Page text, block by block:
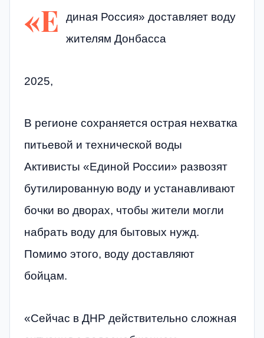
«Е
диная Россия» доставляет воду
жителям Донбасса
2025,
В регионе сохраняется острая нехватка
питьевой и технической воды
Активисты «Единой России» развозят
бутилированную воду и устанавливают
бочки во дворах, чтобы жители могли
набрать воду для бытовых нужд.
Помимо этого, воду доставляют
бойцам.
«Сейчас в ДНР действительно сложная